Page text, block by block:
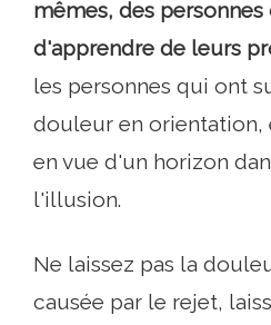
mêmes, des personnes
d'apprendre de leurs
les personnes qui ont
douleur en orientation,
en vue d'un horizon
l'illusion.
Ne laissez pas la
causée par le rejet,